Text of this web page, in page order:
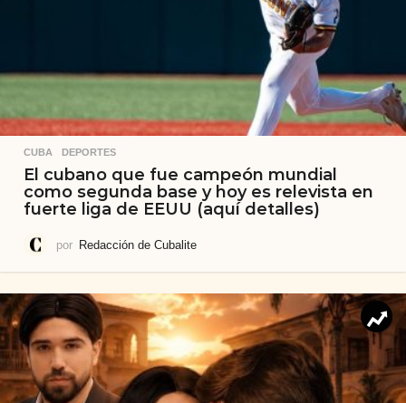
CUBA ,DEPORTES
El cubano que fue campeón mundial
como segunda base y hoy es relevista en
fuerte liga de EEUU (aquí detalles)
por Redacción de Cubalite